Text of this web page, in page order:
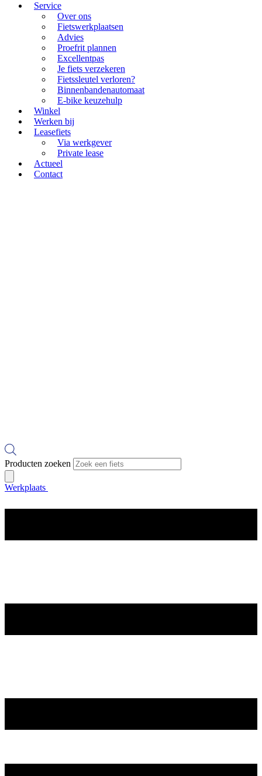
Service
Over ons
Fietswerkplaatsen
Advies
Proefrit plannen
Excellentpas
Je fiets verzekeren
Fietssleutel verloren?
Binnenbandenautomaat
E-bike keuzehulp
Winkel
Werken bij
Leasefiets
Via werkgever
Private lease
Actueel
Contact
Producten zoeken
Werkplaats